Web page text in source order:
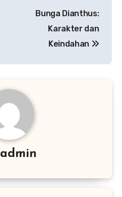
Bunga Dianthus:
Karakter dan
Keindahan
admin